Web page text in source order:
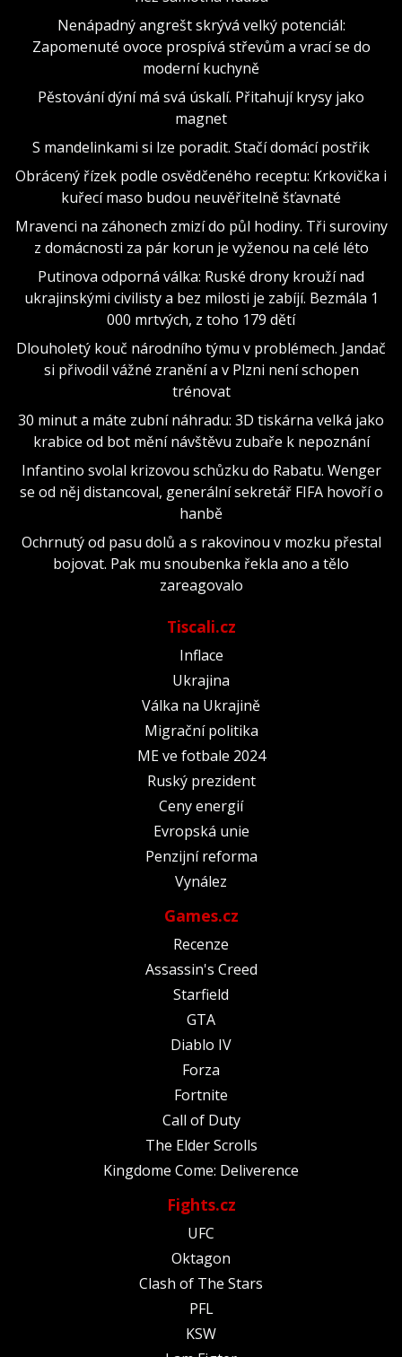
Nenápadný angrešt skrývá velký potenciál:
Zapomenuté ovoce prospívá střevům a vrací se do
moderní kuchyně
Pěstování dýní má svá úskalí. Přitahují krysy jako
magnet
S mandelinkami si lze poradit. Stačí domácí postřik
Obrácený řízek podle osvědčeného receptu: Krkovička i
kuřecí maso budou neuvěřitelně šťavnaté
Mravenci na záhonech zmizí do půl hodiny. Tři suroviny
z domácnosti za pár korun je vyženou na celé léto
Putinova odporná válka: Ruské drony krouží nad
ukrajinskými civilisty a bez milosti je zabíjí. Bezmála 1
000 mrtvých, z toho 179 dětí
Dlouholetý kouč národního týmu v problémech. Jandač
si přivodil vážné zranění a v Plzni není schopen
trénovat
30 minut a máte zubní náhradu: 3D tiskárna velká jako
krabice od bot mění návštěvu zubaře k nepoznání
Infantino svolal krizovou schůzku do Rabatu. Wenger
se od něj distancoval, generální sekretář FIFA hovoří o
hanbě
Ochrnutý od pasu dolů a s rakovinou v mozku přestal
bojovat. Pak mu snoubenka řekla ano a tělo
zareagovalo
Tiscali.cz
Inflace
Ukrajina
Válka na Ukrajině
Migrační politika
ME ve fotbale 2024
Ruský prezident
Ceny energií
Evropská unie
Penzijní reforma
Vynález
Games.cz
Recenze
Assassin's Creed
Starfield
GTA
Diablo IV
Forza
Fortnite
Call of Duty
The Elder Scrolls
Kingdome Come: Deliverence
Fights.cz
UFC
Oktagon
Clash of The Stars
PFL
KSW